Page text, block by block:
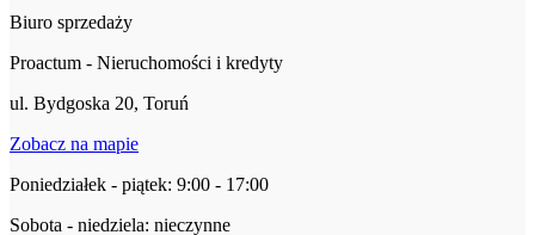
Biuro sprzedaży
Proactum - Nieruchomości i kredyty
ul. Bydgoska 20, Toruń
Zobacz na mapie
Poniedziałek - piątek: 9:00 - 17:00
Sobota - niedziela: nieczynne